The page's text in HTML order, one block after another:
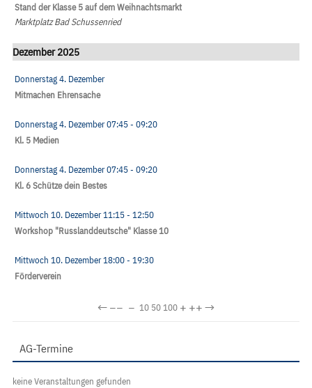
Stand der Klasse 5 auf dem Weihnachtsmarkt
Marktplatz Bad Schussenried
Dezember 2025
Donnerstag 4. Dezember
Mitmachen Ehrensache
Donnerstag 4. Dezember07:45- 09:20
Kl. 5 Medien
Donnerstag 4. Dezember07:45- 09:20
Kl. 6 Schütze dein Bestes
Mittwoch 10. Dezember11:15- 12:50
Workshop "Russlanddeutsche" Klasse 10
Mittwoch 10. Dezember18:00- 19:30
Förderverein
←−− − 10 50100 + ++→
AG-Termine
keine Veranstaltungen gefunden